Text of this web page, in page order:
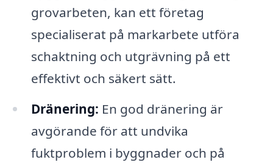
grovarbeten, kan ett företag
specialiserat på markarbete utföra
schaktning och utgrävning på ett
effektivt och säkert sätt.
Dränering: En god dränering är
avgörande för att undvika
fuktproblem i byggnader och på